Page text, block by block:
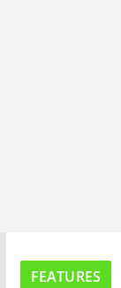
FEATURES